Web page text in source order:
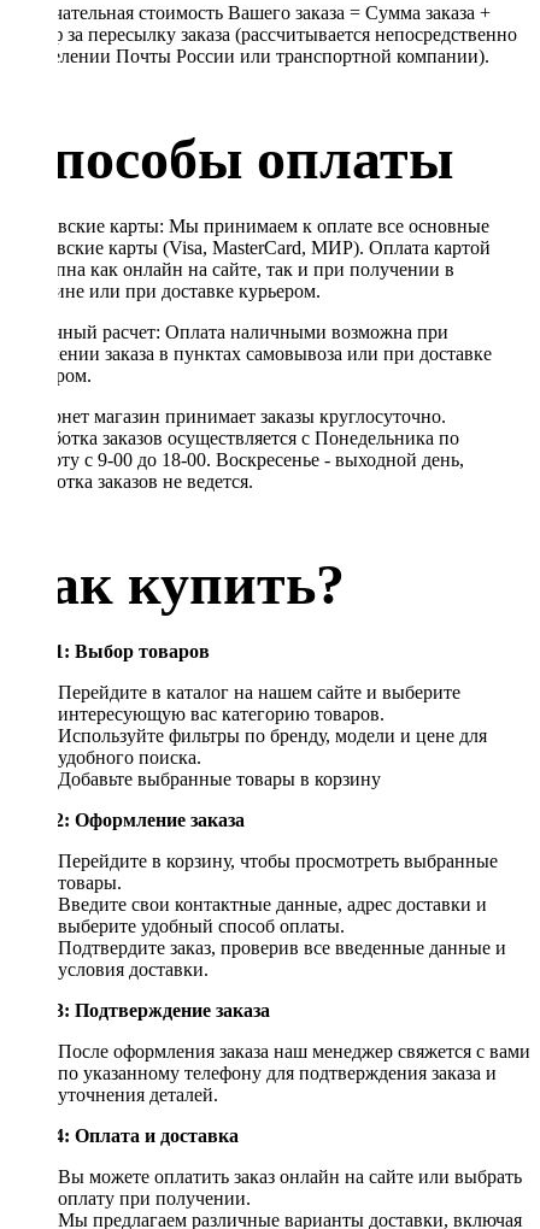
Окончательная стоимость Вашего заказа = Сумма заказа +
Тариф за пересылку заказа (рассчитывается непосредственно
в отделении Почты России или транспортной компании).
Способы оплаты
Банковские карты: Мы принимаем к оплате все основные
банковские карты (Visa, MasterCard, МИР). Оплата картой
доступна как онлайн на сайте, так и при получении в
магазине или при доставке курьером.
Наличный расчет: Оплата наличными возможна при
получении заказа в пунктах самовывоза или при доставке
курьером.
Интернет магазин принимает заказы круглосуточно.
Обработка заказов осуществляется с Понедельника по
Субботу с 9-00 до 18-00. Воскресенье - выходной день,
обработка заказов не ведется.
Как купить?
Шаг 1: Выбор товаров
Перейдите в каталог на нашем сайте и выберите
интересующую вас категорию товаров.
Используйте фильтры по бренду, модели и цене для
удобного поиска.
Добавьте выбранные товары в корзину
Шаг 2: Оформление заказа
Перейдите в корзину, чтобы просмотреть выбранные
товары.
Введите свои контактные данные, адрес доставки и
выберите удобный способ оплаты.
Подтвердите заказ, проверив все введенные данные и
условия доставки.
Шаг 3: Подтверждение заказа
После оформления заказа наш менеджер свяжется с вами
по указанному телефону для подтверждения заказа и
уточнения деталей.
Шаг 4: Оплата и доставка
Вы можете оплатить заказ онлайн на сайте или выбрать
оплату при получении.
Мы предлагаем различные варианты доставки, включая